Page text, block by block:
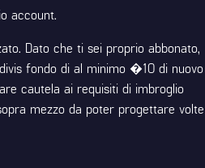
account.
Dato che ti sei proprio abbonato,
fondo di al minimo �10 di nuovo
cautela ai requisiti di imbroglio
mezzo da poter progettare volte